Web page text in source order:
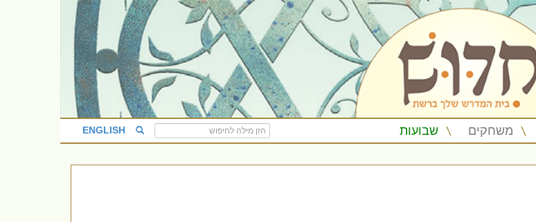
משחקים שבועות ENGLISH